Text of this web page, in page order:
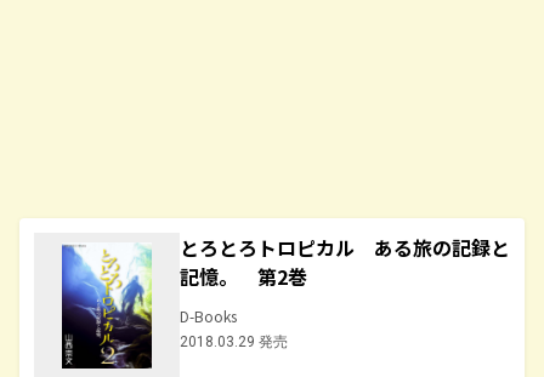
とろとろトロピカル ある旅の記録と
記憶。 第2巻
D-Books
2018.03.29 発売